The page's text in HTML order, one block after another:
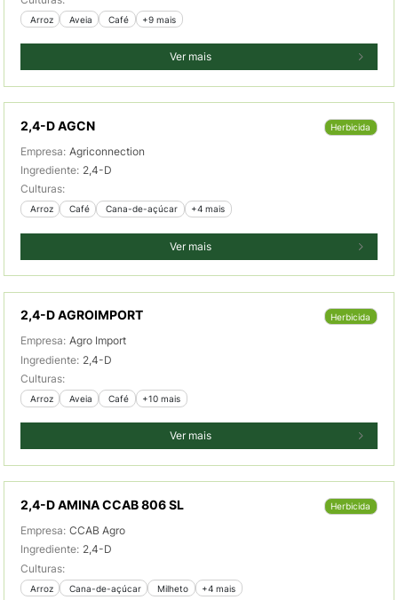
Arroz Aveia Café +9 mais
Ver mais
2,4-D AGCN Herbicida
Empresa: Agriconnection
Ingrediente: 2,4-D
Culturas:
Arroz Café Cana-de-açúcar +4 mais
Ver mais
2,4-D AGROIMPORT Herbicida
Empresa: Agro Import
Ingrediente: 2,4-D
Culturas:
Arroz Aveia Café +10 mais
Ver mais
2,4-D AMINA CCAB 806 SL Herbicida
Empresa: CCAB Agro
Ingrediente: 2,4-D
Culturas:
Arroz Cana-de-açúcar Milheto +4 mais